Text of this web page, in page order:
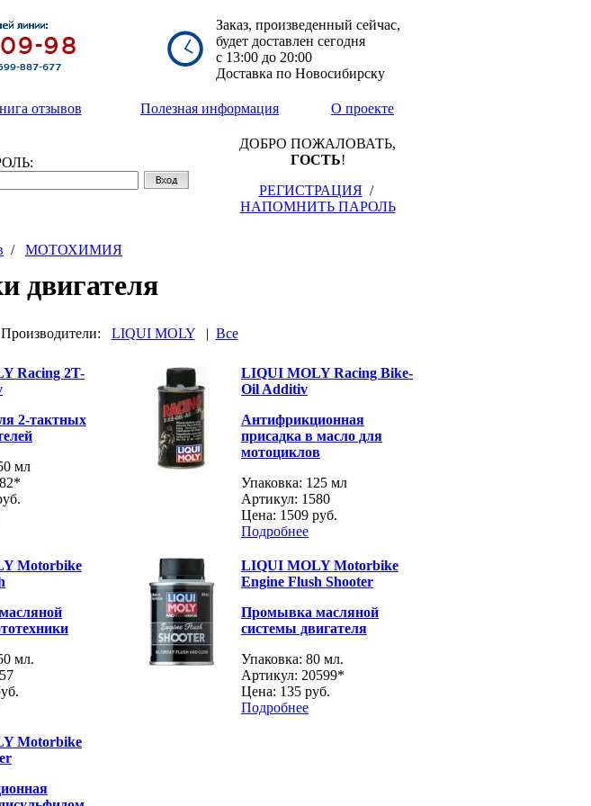
Заказ, произведенный сейчас,
будет доставлен сегодня
с 13:00 до 20:00
Доставка по Новосибирску
отзывов Полезная информация О проекте
ДОБРО ПОЖАЛОВАТЬ,
ГОСТЬ!
РЕГИСТРАЦИЯ/
НАПОМНИТЬ ПАРОЛЬ
/ МОТОХИМИЯ
двигателя
Производители: LIQUI MOLY| Все
Racing 2T-
2-тактных
мл
LIQUI MOLY Racing Bike-
Oil Additiv
Антифрикционная
присадка в масло для
мотоциклов
Упаковка: 125 мл
Артикул: 1580
Цена: 1509 руб.
Подробнее
Motorbike
мл.
LIQUI MOLY Motorbike
Engine Flush Shooter
Промывка масляной
системы двигателя
Упаковка: 80 мл.
Артикул: 20599*
Цена: 135 руб.
Подробнее
Motorbike